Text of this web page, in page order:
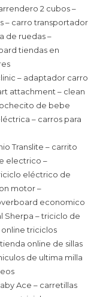
2 cubos –
– carro transportador
de ruedas –
tiendas en
– adaptador carro
attachment – clean
de bebe
– carros para
Translite – carrito
electrico –
eléctrico de
motor –
economico
Sherpa – triciclo de
triciclos
online de sillas
de ultima milla
Ace – carretillas